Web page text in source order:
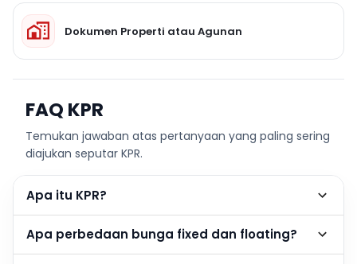
Dokumen Properti atau Agunan
FAQ KPR
Temukan jawaban atas pertanyaan yang paling sering
diajukan seputar KPR.
Apa itu KPR?
Apa perbedaan bunga fixed dan floating?